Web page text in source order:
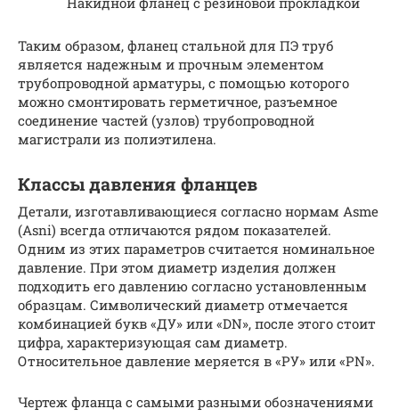
Таким образом, фланец стальной для ПЭ труб
является надежным и прочным элементом
трубопроводной арматуры, с помощью которого
можно смонтировать герметичное, разъемное
соединение частей (узлов) трубопроводной
магистрали из полиэтилена.
Классы давления фланцев
Детали, изготавливающиеся согласно нормам Asme
(Asni) всегда отличаются рядом показателей.
Одним из этих параметров считается номинальное
давление. При этом диаметр изделия должен
подходить его давлению согласно установленным
образцам. Символический диаметр отмечается
комбинацией букв «ДУ» или «DN», после этого стоит
цифра, характеризующая сам диаметр.
Относительное давление меряется в «РУ» или «PN».
Чертеж фланца с самыми разными обозначениями